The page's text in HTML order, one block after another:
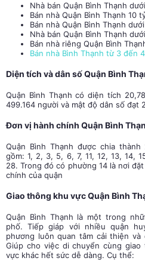
Nhà bán Quận Bình Thạnh
Bán nhà Quận Bình Thạnh 10
Bán nhà Quận Bình Thạnh
Nhà bán Quận Bình Thạnh
Bán nhà riêng Quận Bình
Bán nhà Bình Thạnh từ 3 đến
Diện tích và dân số Quận Bình
Quận Bình Thạnh có diện tích
499.164 người và mật độ dân số đạt
Đơn vị hành chính Quận Bình
Quận Bình Thạnh được chia
gồm: 1, 2, 3, 5, 6, 7, 11, 12, 13, 14,
28. Trong đó có phường 14 là nơi
chính của quận
Giao thông khu vực Quận Bình
Quận Bình Thạnh là một trong
phố. Tiếp giáp với nhiều quận
phương luôn quan tâm cải thiện
Giúp cho việc di chuyển cùng
vực khác hết sức dễ dàng. Cụ thể: